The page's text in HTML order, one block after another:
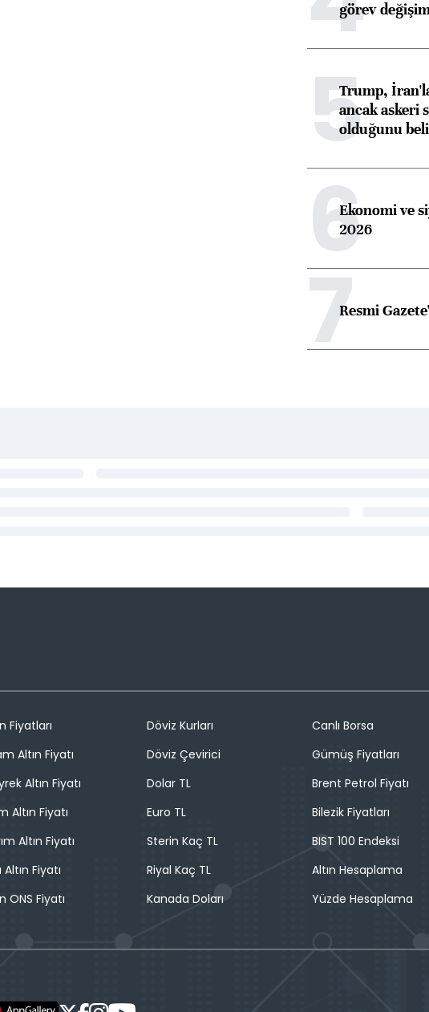
görev
5Trump,
ancak askeri
olduğunu
6Ekonomi ve
2026
7Resmi
Fiyatları
Altın Fiyatı
Altın Fiyatı
Altın Fiyatı
Altın Fiyatı
Fiyatı
ONS Fiyatı
Döviz Kurları
Döviz Çevirici
Dolar TL
Euro TL
Sterin Kaç TL
Riyal Kaç TL
Kanada Doları
Canlı Borsa
Gümüş Fiyatları
Brent Petrol Fiyatı
Bilezik Fiyatları
BIST 100 Endeksi
Altın Hesaplama
Yüzde Hesaplama